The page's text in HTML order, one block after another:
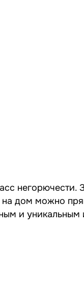
негорючести.
дом можно
и уникальным